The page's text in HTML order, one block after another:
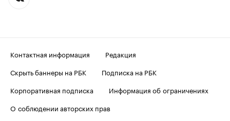
Контактная информация
Редакция
Скрыть баннеры на РБК
Подписка на РБК
Корпоративная подписка
Информация об ограничениях
О соблюдении авторских прав